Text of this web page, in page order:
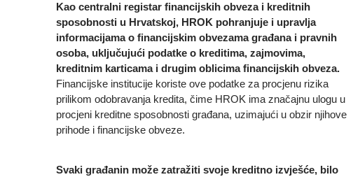
Kao centralni registar financijskih obveza i kreditnih
sposobnosti u Hrvatskoj, HROK pohranjuje i upravlja
informacijama o financijskim obvezama građana i pravnih
osoba, uključujući podatke o kreditima, zajmovima,
kreditnim karticama i drugim oblicima financijskih obveza.
Financijske institucije koriste ove podatke za procjenu rizika
prilikom odobravanja kredita, čime HROK ima značajnu ulogu u
procjeni kreditne sposobnosti građana, uzimajući u obzir njihove
prihode i financijske obveze.
Svaki građanin može zatražiti svoje kreditno izvješće, bilo